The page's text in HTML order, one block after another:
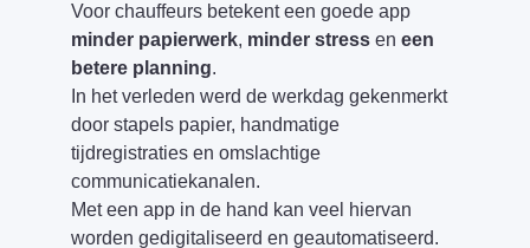
Voor chauffeurs betekent een goede app
minder papierwerk, minder stressen een
betere planning.
In het verleden werd de werkdag gekenmerkt
door stapels papier, handmatige
tijdregistraties en omslachtige
communicatiekanalen.
Met een app in de hand kan veel hiervan
worden gedigitaliseerd en geautomatiseerd.